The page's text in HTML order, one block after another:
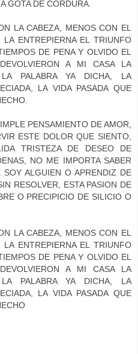
GOTA DE CORDURA.
LA CABEZA, MENOS CON EL
ENTREPIERNA EL TRIUNFO
DE PENA Y OLVIDO EL
A MI CASA LA
LA PALABRA YA DICHA, LA
LA VIDA PASADA QUE
PENSAMIENTO DE AMOR,
ESTE DOLOR QUE SIENTO,
TRISTEZA DE DESEO DE
NO ME IMPORTA SABER
ALGUIEN O APRENDIZ DE
RESOLVER, ESTA PASION DE
O PRECIPICIO DE SILICIO O
LA CABEZA, MENOS CON EL
ENTREPIERNA EL TRIUNFO
DE PENA Y OLVIDO EL
A MI CASA LA
LA PALABRA YA DICHA, LA
LA VIDA PASADA QUE